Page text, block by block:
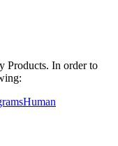
Products. In order to
Human